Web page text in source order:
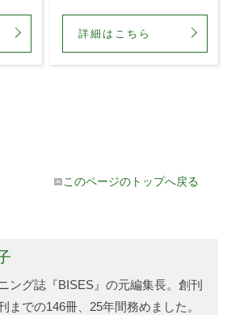
方
ま
地を訪れました。よその編
集長の仕事ぶりを見るチャ
詳細はこちら
このページのトップへ戻る
ング誌『BISES』の元編集長。創刊
までの146冊、25年間務めました。